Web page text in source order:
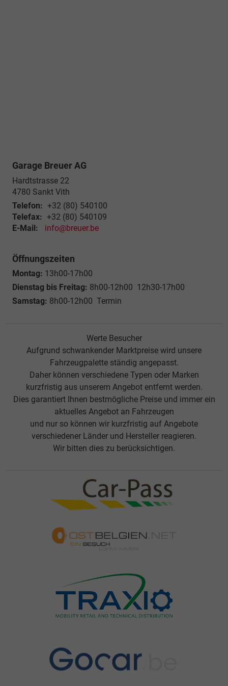
Garage Breuer AG
Hardtstrasse 22
4780 Sankt Vith
Telefon: +32 (80) 540100
Telefax: +32 (80) 540109
E-Mail:
info@breuer.be
Öffnungszeiten
Montag: 13h00-17h00
Dienstag bis Freitag: 8h00-12h00 12h30-17h00
Samstag: 8h00-12h00 Termin
Werte Besucher
Aufgrund schwankender Marktpreise wird unsere
Fahrzeugpalette ständig angepasst.
Daher können verschiedene Typen oder Marken
kurzfristig aus unserem Angebot entfernt werden.
Dies garantiert Ihnen bestmögliche Preise und immer ein
aktuelles Angebot an Fahrzeugen
und nur so können wir kurzfristig auf Angebote
verschiedener Länder und Hersteller reagieren.
Wir bitten dies zu berücksichtigen.